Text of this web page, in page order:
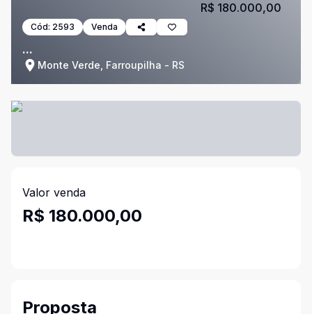
Cód: 2593 Venda
...
Monte Verde, Farroupilha - RS
R$ 180.000,00
Valor venda
R$ 180.000,00
Proposta